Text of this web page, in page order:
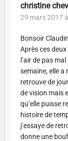
christine
29 mars 2017
Bonsoir
Après ces
l’air de pas
semaine, elle a
retrouve de
de vision mais
qu’elle puisse
histoire de
j’essaye de
donne une